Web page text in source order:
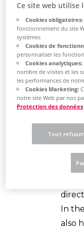
the
You
In the
also
Ce site web utilise
Cookies obligatoires:
fonctionnement du site
systèmes
Cookies de
personnaliser les
Cookies analytiques:
nombre de visites et les
les performances de
Cookies Marketing:
notre site Web par nos
Protection des données
Tout refuser